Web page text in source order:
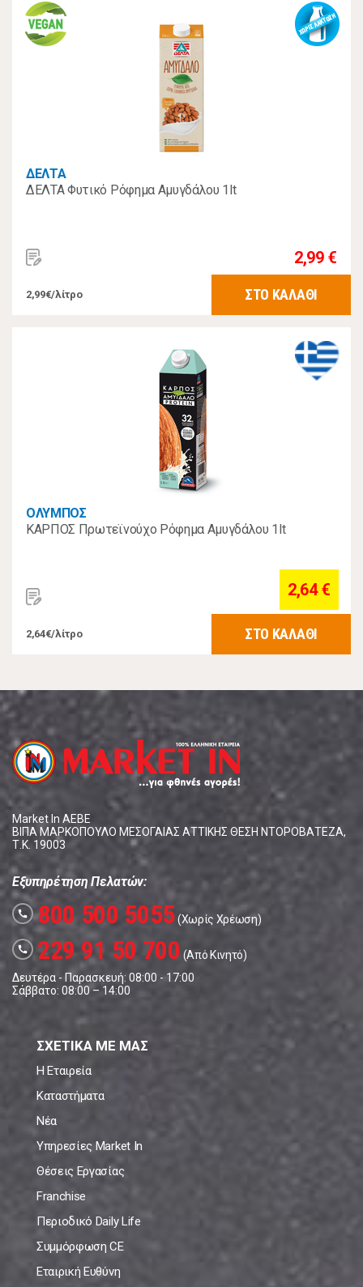
ΔΕΛΤΑ
ΔΕΛΤΑ Φυτικό Ρόφημα Αμυγδάλου 1lt
2,99 €
2,99€/λίτρο ΣΤΟ ΚΑΛΑΘΙ
ΟΛΥΜΠΟΣ
ΚΑΡΠΟΣ Πρωτεϊνούχο Ρόφημα Αμυγδάλου 1lt
2,64 €
2,64€/λίτρο ΣΤΟ ΚΑΛΑΘΙ
Market In ΑΕΒΕ
ΒΙΠΑ ΜΑΡΚΟΠΟΥΛΟ ΜΕΣΟΓΑΙΑΣ ΑΤΤΙΚΗΣ ΘΕΣΗ ΝΤΟΡΟΒΑΤΕΖΑ,
Τ.Κ. 19003
Εξυπηρέτηση Πελατών:
call 800 500 5055(Χωρίς Χρέωση)
call 229 91 50 700 (Από Κινητό)
Δευτέρα - Παρασκευή: 08:00 - 17:00
Σάββατο: 08:00 – 14:00
ΣΧΕΤΙΚΑ ΜΕ ΜΑΣ
Η Εταιρεία
Καταστήματα
Νέα
Υπηρεσίες Market In
Θέσεις Εργασίας
Franchise
Περιοδικό Daily Life
Συμμόρφωση CE
Εταιρική Ευθύνη